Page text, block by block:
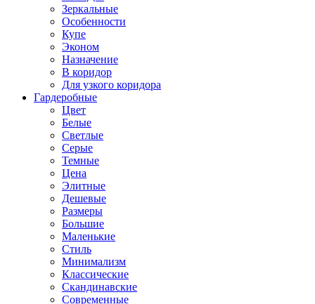
Зеркальные
Особенности
Купе
Эконом
Назначение
В коридор
Для узкого коридора
Гардеробные
Цвет
Белые
Светлые
Серые
Темные
Цена
Элитные
Дешевые
Размеры
Большие
Маленькие
Стиль
Минимализм
Классические
Скандинавские
Современные